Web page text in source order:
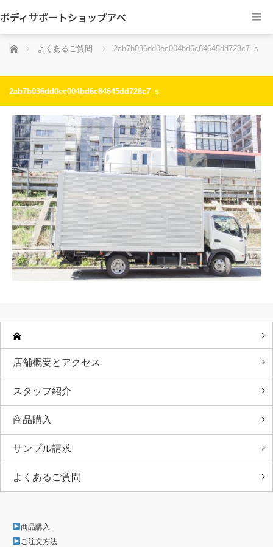
ボディサポートショップアベ
ホーム よくあるご質問 2ab7b036dd0ec004bd6c84645dd728c7_s
2ab7b036dd0ec004bd6c84645dd728c7_s
店舗概要とアクセス
スタッフ紹介
商品購入
サンプル請求
よくあるご質問
商品購入
ご注文方法